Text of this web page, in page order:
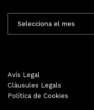
MENSUALS
Avís Legal
Clàusules Legals
Política de Cookies